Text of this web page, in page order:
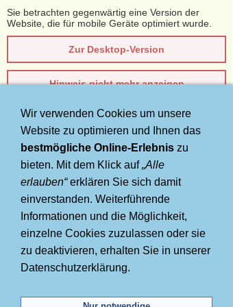
Sie betrachten gegenwärtig eine Version der
Website, die für mobile Geräte optimiert wurde.
Zur Desktop-Version
Hinweis nicht mehr anzeigen
Navigation einblenden
AIDA Kreuzfahrten 12 Tage
Kanaren, Madeira &
Marokko
Wir verwenden Cookies um unsere
Website zu optimieren und Ihnen das
bestmögliche Online-Erlebnis zu
bieten. Mit dem Klick auf„Alle
erlauben“erklären Sie sich damit
einverstanden. Weiterführende
Informationen und die Möglichkeit,
einzelne Cookies zuzulassen oder sie
zu deaktivieren, erhalten Sie in unserer
Datenschutzerklärung.